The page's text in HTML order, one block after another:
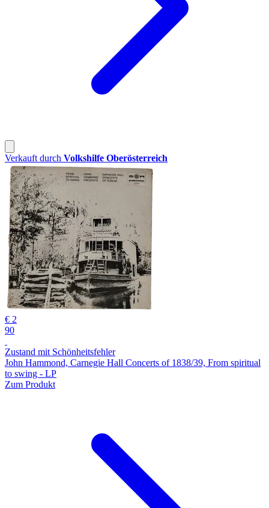
Verkauft durch Volkshilfe Oberösterreich
€ 2
90
Zustand mit Schönheitsfehler
John Hammond, Carnegie Hall Concerts of 1838/39, From spiritual
to swing - LP
Zum Produkt